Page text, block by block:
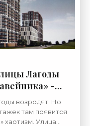
Лагоды
-
возродят. Но
там появится
хаотизм. Улица